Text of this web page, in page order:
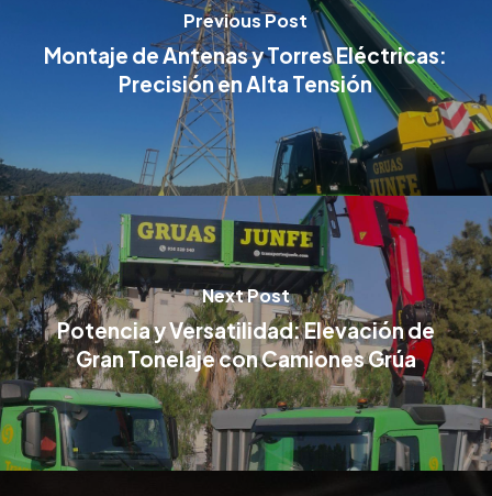
Previous Post
Montaje de Antenas y Torres Eléctricas:
Precisión en Alta Tensión
Next Post
Potencia y Versatilidad: Elevación de
Gran Tonelaje con Camiones Grúa